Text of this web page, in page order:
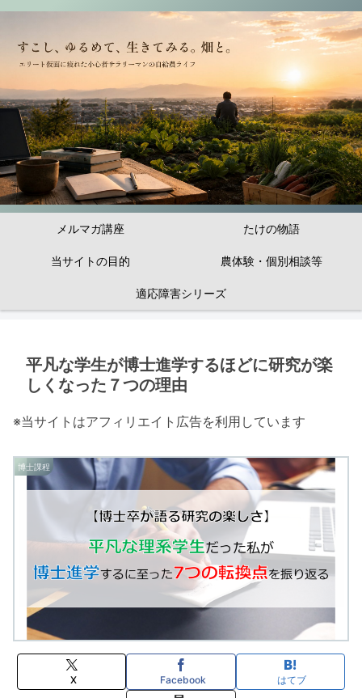
メルマガ講座 たけの物語
当サイトの目的 農体験・個別相談等
適応障害シリーズ
平凡な学生が博士進学するほどに研究が楽
しくなった７つの理由
※当サイトはアフィリエイト広告を利用しています
博士課程
X Facebook はてブ